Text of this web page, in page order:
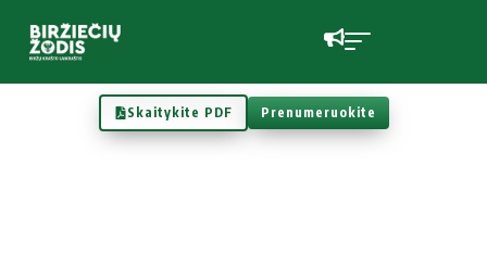
Skaitykite PDF Prenumeruokite